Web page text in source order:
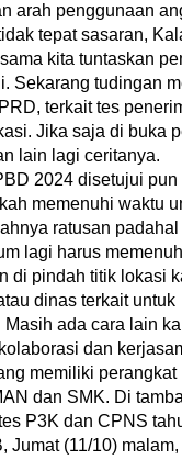
arah penggunaan
tepat sasaran,
kita tuntaskan
Sekarang tudingan
terkait tes
Jika saja di buka
lain lagi ceritanya.
2024 disetujui pun
memenuhi waktu
ratusan
lagi harus
di pindah titik lokasi
dinas terkait untuk
ada cara lain
dan
memiliki perangkat
dan SMK. Di
P3K dan CPNS
Jumat (11/10)